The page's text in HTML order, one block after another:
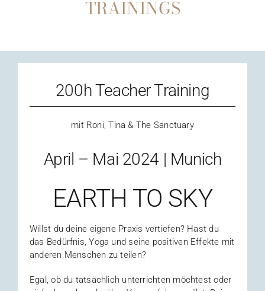
TRAININGS
200h Teacher Training
mit Roni, Tina & The Sanctuary
April – Mai 2024 | Munich
EARTH TO SKY
Willst du deine eigene Praxis vertiefen? Hast du
das Bedürfnis, Yoga und seine positiven Effekte mit
anderen Menschen zu teilen?
Egal, ob du tatsächlich unterrichten möchtest oder